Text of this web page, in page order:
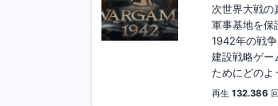
次世界大戦の
軍事基地を保
1942年の戦
建設戦略ゲー
ためにどのよ
再生132.386 回